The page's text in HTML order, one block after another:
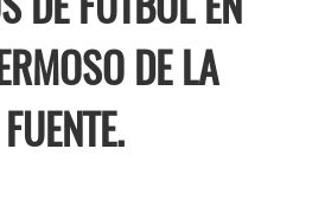
DE LA
FUENTE.